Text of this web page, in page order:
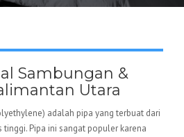
Sambungan &
Utara
adalah pipa yang terbuat dari
Pipa ini sangat populer karena